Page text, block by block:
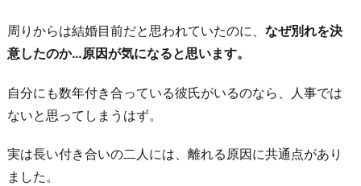
周りからは結婚目前だと思われていたのに、 なぜ別れを決
意したのか…原因が気になると思います。
自分にも数年付き合っている彼氏がいるのなら、人事では
ないと思ってしまうはず。
実は長い付き合いの二人には、離れる原因に共通点があり
ました。